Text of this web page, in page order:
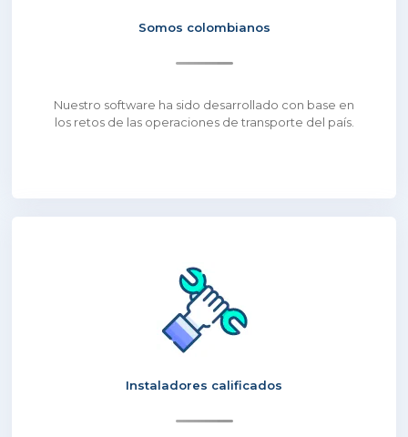
Somos colombianos
Nuestro software ha sido desarrollado con base en
los retos de las operaciones de transporte del país.
Instaladores calificados